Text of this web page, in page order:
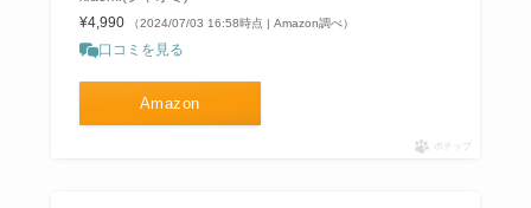
¥4,990
（2024/07/03 16:58時点 | Amazon調べ）
口コミを見る
Amazon
ポチップ